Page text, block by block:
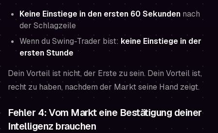
Keine Einstiege in den ersten 60 Sekunden nach
der Schlagzeile
Wenn du Swing-Trader bist: keine Einstiege in der
ersten Stunde
Dein Vorteil ist nicht, der Erste zu sein. Dein Vorteil ist,
recht zu haben, nachdem der Markt seine Hand zeigt.
Fehler 4: Vom Markt eine Bestätigung deiner
Intelligenz brauchen